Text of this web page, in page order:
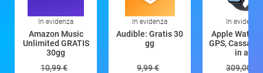
In evidenza
Amazon Music
Unlimited GRATIS
30gg
10,99 €
In evidenza
Audible: Gratis 30
gg
9,99 €
In evidenza
Apple Watch
GPS, Cassa
in all
309,00 €